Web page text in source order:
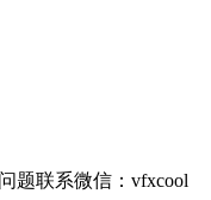
题联系微信：vfxcool